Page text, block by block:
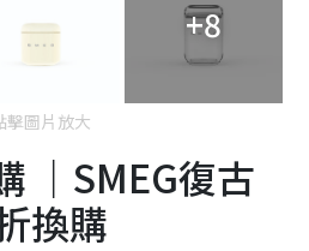
+8
擊圖片放大
｜SMEG復古
換購